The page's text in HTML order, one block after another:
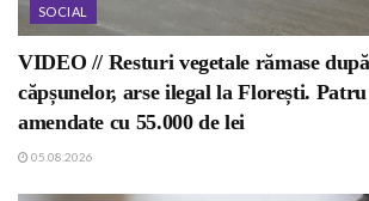
SOCIAL
VIDEO // Resturi vegetale rămase
căpșunelor, arse ilegal la Florești.
amendate cu 55.000 de lei
05.08.2026